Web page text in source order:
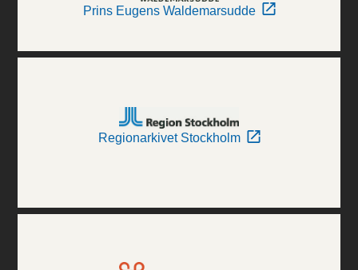
Prins Eugens Waldemarsudde
Regionarkivet Stockholm